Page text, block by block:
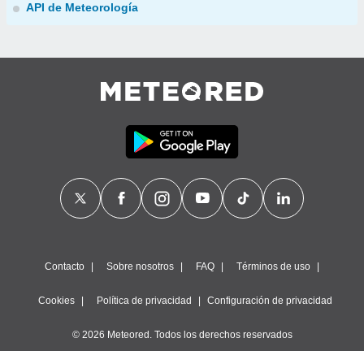
API de Meteorología
Contacto Sobre nosotros FAQ Términos de uso
Cookies Política de privacidad Configuración de privacidad
© 2026 Meteored. Todos los derechos reservados